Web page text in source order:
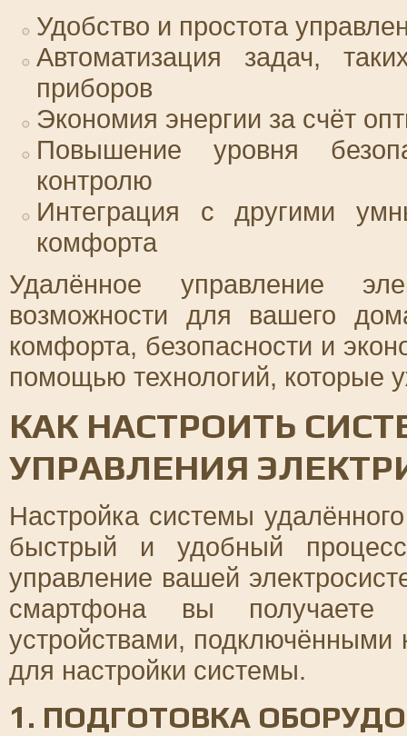
Удобство и простота
Автоматизация задач,
приборов
Экономия энергии за счёт
Повышение уровня
контролю
Интеграция с другими
комфорта
Удалённое управление
возможности для вашего
комфорта, безопасности и
помощью технологий, которые
КАК НАСТРОИТЬ
УПРАВЛЕНИЯ
Настройка системы
быстрый и удобный
управление вашей
смартфона вы
устройствами,
для настройки системы.
1. ПОДГОТОВКА